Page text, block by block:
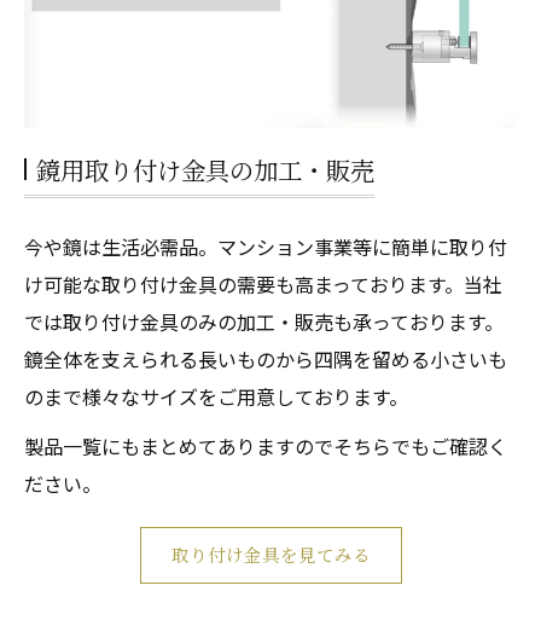
鏡用取り付け金具の加工・販売
今や鏡は生活必需品。マンション事業等に簡単に取り付
け可能な取り付け金具の需要も高まっております。当社
では取り付け金具のみの加工・販売も承っております。
鏡全体を支えられる長いものから四隅を留める小さいも
のまで様々なサイズをご用意しております。
製品一覧にもまとめてありますのでそちらでもご確認く
ださい。
取り付け金具を見てみる